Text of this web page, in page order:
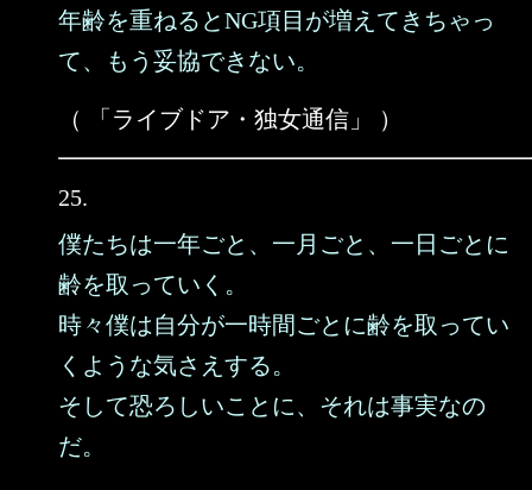
年齢を重ねるとNG項目が増えてきちゃっ
て、もう妥協できない。
（ 「ライブドア・独女通信」 ）
25.
僕たちは一年ごと、一月ごと、一日ごとに
齢を取っていく。
時々僕は自分が一時間ごとに齢を取ってい
くような気さえする。
そして恐ろしいことに、それは事実なの
だ。